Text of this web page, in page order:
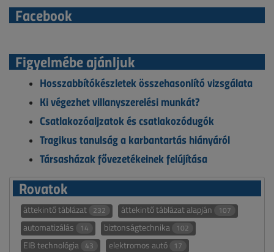
Facebook
Figyelmébe ajánljuk
Hosszabbítókészletek összehasonlító vizsgálata
Ki végezhet villanyszerelési munkát?
Csatlakozóaljzatok és csatlakozódugók
Tragikus tanulság a karbantartás hiányáról
Társasházak fővezetékeinek felújítása
Rovatok
áttekintő táblázat 232 áttekintő táblázat alapján 107
automatizálás 14 biztonságtechnika 102
EIB technológia 43 elektromos autó 17